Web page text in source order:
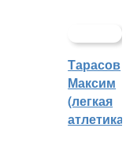
Тарасов
Максим
(легкая
атлетика)